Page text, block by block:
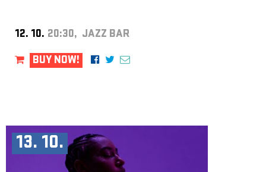
12. 10. 20:30, JAZZ BAR
BUY NOW!
13. 10.